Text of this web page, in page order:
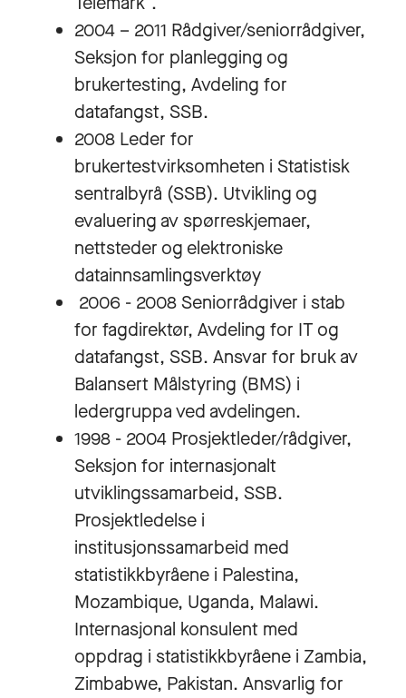
2004 – 2011 Rådgiver/seniorrådgiver,
Seksjon for planlegging og
brukertesting, Avdeling for
datafangst, SSB.
2008 Leder for
brukertestvirksomheten i Statistisk
sentralbyrå (SSB). Utvikling og
evaluering av spørreskjemaer,
nettsteder og elektroniske
datainnsamlingsverktøy
2006 - 2008 Seniorrådgiver i stab
for fagdirektør, Avdeling for IT og
datafangst, SSB. Ansvar for bruk av
Balansert Målstyring (BMS) i
ledergruppa ved avdelingen.
1998 - 2004 Prosjektleder/rådgiver,
Seksjon for internasjonalt
utviklingssamarbeid, SSB.
Prosjektledelse i
institusjonssamarbeid med
statistikkbyråene i Palestina,
Mozambique, Uganda, Malawi.
Internasjonal konsulent med
oppdrag i statistikkbyråene i Zambia,
Zimbabwe, Pakistan. Ansvarlig for